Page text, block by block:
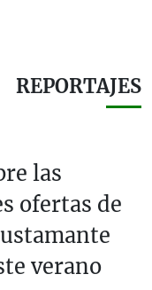
REPORTAJES
las
ofertas de
verano